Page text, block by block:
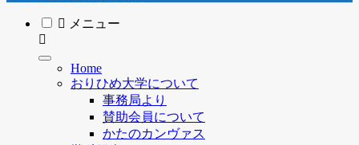
メニュー
Home
おりひめ大学について
事務局より
賛助会員について
かたのカンヴァス